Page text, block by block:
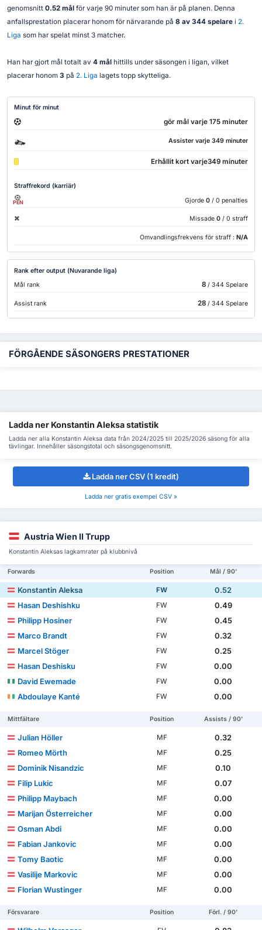
genomsnitt 0.52 mål för varje 90 minuter som han är på planen. Denna
anfallsprestation placerar honom för närvarande på 8 av 344 spelare i 2.
Liga som har spelat minst 3 matcher.
Han har gjort mål totalt av 4 mål hittills under säsongen i ligan, vilket
placerar honom 3 på 2. Liga lagets topp skytteliga.
Minut för minut
gör mål varje 175 minuter
Assister varje 349 minuter
Erhållit kort varje349 minuter
Straffrekord (karriär)
PEN Gjorde 0 / 0 penalties
Missade 0 / 0 straff
Omvandlingsfrekvens för straff : N/A
Rank efter output (Nuvarande liga)
Mål rank
8/ 344 Spelare
Assist rank 28/ 344 Spelare
FÖRGÅENDE SÄSONGERS PRESTATIONER
Ladda ner Konstantin Aleksa statistik
Ladda ner alla Konstantin Aleksa data från 2024/2025 till 2025/2026 säsong för alla
tävlingar. Innehåller säsongstotal och säsongsgenomsnitt.
Ladda ner CSV (1 kredit)
Ladda ner gratis exempel CSV »
Austria Wien II Trupp
Konstantin Aleksas lagkamrater på klubbnivå
Forwards Position Mål / 90'
Konstantin Aleksa FW
0.52
Hasan Deshishku
FW
0.49
Philipp Hosiner
FW
0.45
Marco Brandt
FW
0.32
Marcel Stöger
FW
0.25
Hasan Deshisku
FW
0.00
David Ewemade
FW
0.00
Abdoulaye Kanté
FW 0.00
Mittfältare Position Assists / 90'
Julian Höller MF
0.32
Romeo Mörth
MF
0.25
Dominik Nisandzic
MF
0.10
Filip Lukic
MF
0.07
Philipp Maybach
MF
0.00
Marijan Österreicher
MF
0.00
Osman Abdi
MF
0.00
Fabian Jankovic
MF
0.00
Tomy Baotic
MF
0.00
Vasilije Markovic
MF
0.00
Florian Wustinger
MF 0.00
Försvarare Position Förl. / 90'